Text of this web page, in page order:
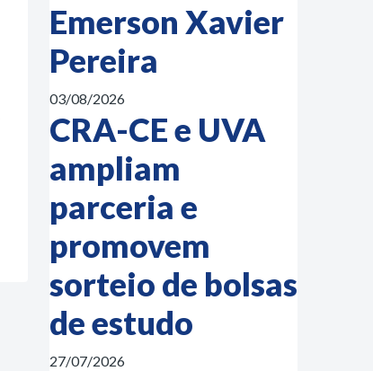
Emerson Xavier
Pereira
03/08/2026
CRA-CE e UVA
ampliam
parceria e
promovem
sorteio de bolsas
de estudo
27/07/2026